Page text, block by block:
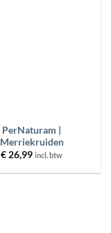
RESET
PerNaturam |
Merriekruiden
€ 26,99 incl. btw